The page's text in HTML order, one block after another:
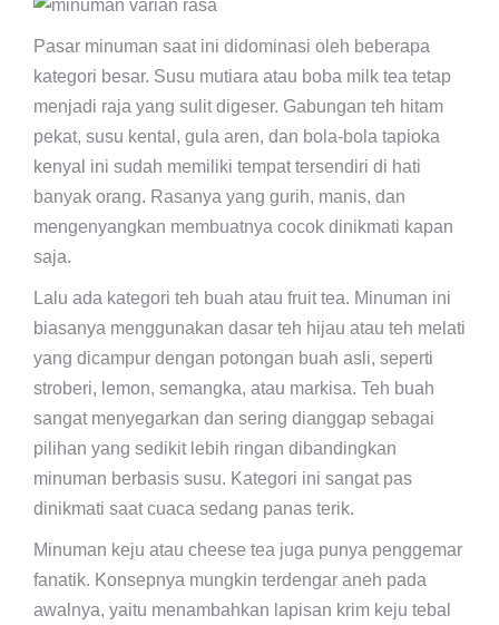
Pasar minuman saat ini didominasi oleh beberapa
kategori besar. Susu mutiara atau boba milk tea tetap
menjadi raja yang sulit digeser. Gabungan teh hitam
pekat, susu kental, gula aren, dan bola-bola tapioka
kenyal ini sudah memiliki tempat tersendiri di hati
banyak orang. Rasanya yang gurih, manis, dan
mengenyangkan membuatnya cocok dinikmati kapan
saja.
Lalu ada kategori teh buah atau fruit tea. Minuman ini
biasanya menggunakan dasar teh hijau atau teh melati
yang dicampur dengan potongan buah asli, seperti
stroberi, lemon, semangka, atau markisa. Teh buah
sangat menyegarkan dan sering dianggap sebagai
pilihan yang sedikit lebih ringan dibandingkan
minuman berbasis susu. Kategori ini sangat pas
dinikmati saat cuaca sedang panas terik.
Minuman keju atau cheese tea juga punya penggemar
fanatik. Konsepnya mungkin terdengar aneh pada
awalnya, yaitu menambahkan lapisan krim keju tebal